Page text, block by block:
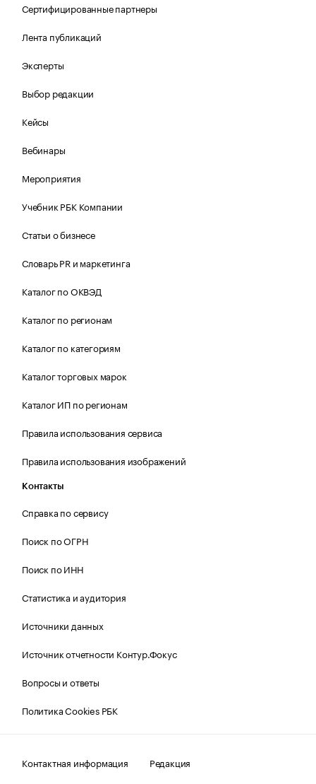
Сертифицированные партнеры
Лента публикаций
Эксперты
Выбор редакции
Кейсы
Вебинары
Мероприятия
Учебник РБК Компании
Статьи о бизнесе
Словарь PR и маркетинга
Каталог по ОКВЭД
Каталог по регионам
Каталог по категориям
Каталог торговых марок
Каталог ИП по регионам
Правила использования сервиса
Правила использования изображений
Контакты
Справка по сервису
Поиск по ОГРН
Поиск по ИНН
Статистика и аудитория
Источники данных
Источник отчетности Контур.Фокус
Вопросы и ответы
Политика Cookies РБК
Контактная информация
Редакция